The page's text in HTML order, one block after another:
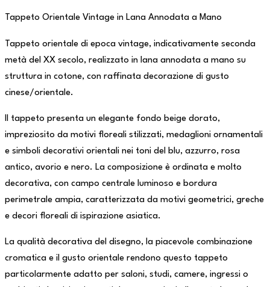
Tappeto Orientale Vintage in Lana Annodata a Mano
Tappeto orientale di epoca vintage, indicativamente seconda
metà del XX secolo, realizzato in lana annodata a mano su
struttura in cotone, con raffinata decorazione di gusto
cinese/orientale.
Il tappeto presenta un elegante fondo beige dorato,
impreziosito da motivi floreali stilizzati, medaglioni ornamentali
e simboli decorativi orientali nei toni del blu, azzurro, rosa
antico, avorio e nero. La composizione è ordinata e molto
decorativa, con campo centrale luminoso e bordura
perimetrale ampia, caratterizzata da motivi geometrici, greche
e decori floreali di ispirazione asiatica.
La qualità decorativa del disegno, la piacevole combinazione
cromatica e il gusto orientale rendono questo tappeto
particolarmente adatto per saloni, studi, camere, ingressi o